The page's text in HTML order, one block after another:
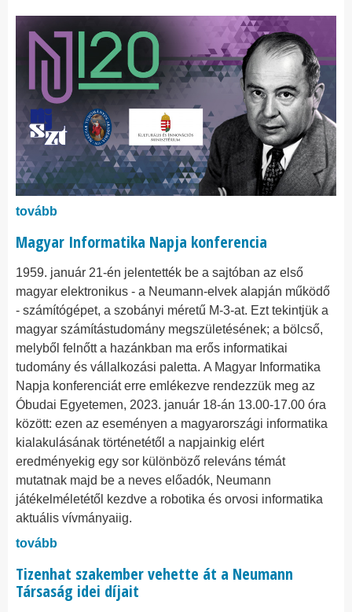
tovább
Magyar Informatika Napja konferencia
1959. január 21-én jelentették be a sajtóban az első
magyar elektronikus - a Neumann-elvek alapján működő
- számítógépet, a szobányi méretű M-3-at. Ezt tekintjük a
magyar számítástudomány megszületésének; a bölcső,
melyből felnőtt a hazánkban ma erős informatikai
tudomány és vállalkozási paletta. A Magyar Informatika
Napja konferenciát erre emlékezve rendezzük meg az
Óbudai Egyetemen, 2023. január 18-án 13.00-17.00 óra
között: ezen az eseményen a magyarországi informatika
kialakulásának történetétől a napjainkig elért
eredményekig egy sor különböző releváns témát
mutatnak majd be a neves előadók, Neumann
játékelméletétől kezdve a robotika és orvosi informatika
aktuális vívmányaiig.
tovább
Tizenhat szakember vehette át a Neumann
Társaság idei díjait